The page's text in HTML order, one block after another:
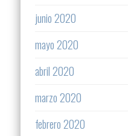
junio 2020
mayo 2020
abril 2020
marzo 2020
febrero 2020